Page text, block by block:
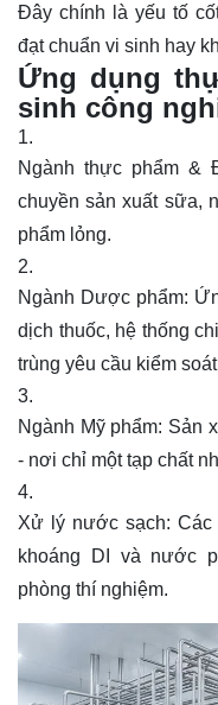
Đây chính là yếu tố
đạt chuẩn vi sinh hay
Ứng dụng
sinh công
Ngành thực phẩm &
chuyền sản xuất sữa,
phẩm lỏng.
Ngành Dược phẩm:
dịch thuốc, hệ thống
trùng yêu cầu kiểm
Ngành Mỹ phẩm: Sản
- nơi chỉ một tạp chất
Xử lý nước sạch: Các
khoáng DI và nước
phòng thí nghiệm.